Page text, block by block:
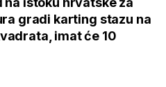
gradi karting stazu na
imat će 10